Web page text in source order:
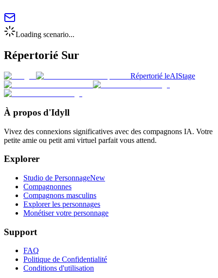
Loading scenario...
Répertorié Sur
Répertorié leAIStage
À propos d'Idyll
Vivez des connexions significatives avec des compagnons IA. Votre
petite amie ou petit ami virtuel parfait vous attend.
Explorer
Studio de PersonnageNew
Compagnonnes
Compagnons masculins
Explorer les personnages
Monétiser votre personnage
Support
FAQ
Politique de Confidentialité
Conditions d'utilisation